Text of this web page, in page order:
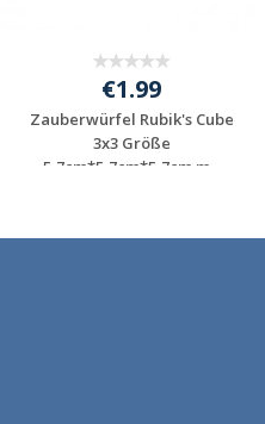
€1.99
Zauberwürfel Rubik's Cube
3x3 Größe
5,7cm*5,7cm*5,7cm m...